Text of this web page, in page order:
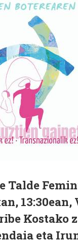
Talde
Kostako
eta